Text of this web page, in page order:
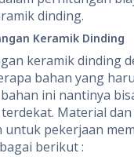
dinding.
Keramik Dinding
keramik dinding
bahan yang
ini nantinya
Material
untuk pekerjaan
berikut :